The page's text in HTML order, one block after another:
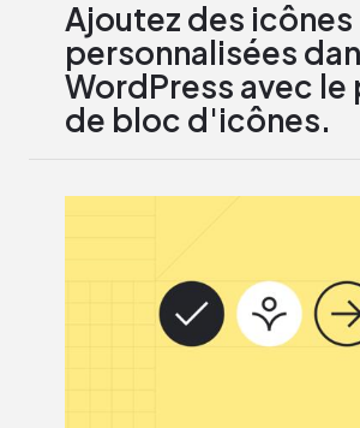
Ajoutez des icônes
personnalisées
WordPress avec le
de bloc d'icônes.